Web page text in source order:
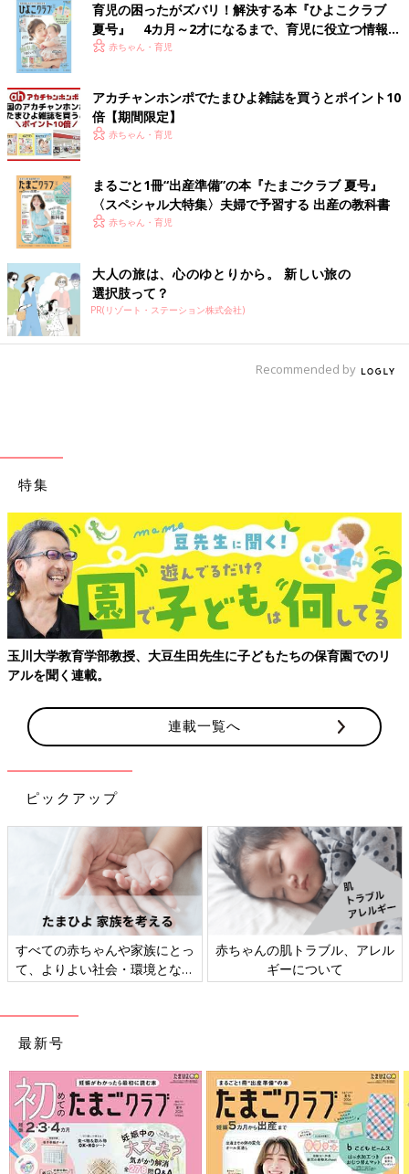
骨格がしっかりしていて肩幅があり、鎖骨がくっきりしているな
ど、骨や筋が目立つ印象になるのが骨格ナチュラル。ヒップライ
ンは平面的で、ぜい肉のないモデル体型の人が多いです。
骨格ナチュラルは比較的太りにくいタイプだといわれています
が、太るとがっしりした印象になりやすいので要注意。上半身・
下半身の両方にぜい肉がついて、メリハリのない寸胴体型になる
おそれがあります。
骨格ウェーブ
ボディラインが華奢で、やわらかな曲線を描いているのが骨格ウ
質感になるのが特徴です。
にぜい肉がついて洋ナシ型の体型になってしまうことが多いで
す。ヒップの下側にぷよぷよした脂肪がついたり、ひざ下がぼて
骨格ストレートのダイエット方法
育児の困ったがズバリ！解決する本『ひよこクラブ
夏号』 4カ月～2才になるまで、育児に役立つ情報が
いっぱい！
赤ちゃん・育児
アカチャンホンポでたまひよ雑誌を買うとポイント10
倍【期間限定】
赤ちゃん・育児
まるごと1冊“出産準備”の本『たまごクラブ 夏号』
〈スペシャル大特集〉夫婦で予習する 出産の教科書
赤ちゃん・育児
大人の旅は、心のゆとりから。 新しい旅の
選択肢って？
PR(リゾート・ステーション株式会社)
Recommended by
特集
玉川大学教育学部教授、大豆生田先生に子どもたちの保育園でのリ
アルを聞く連載。
連載一覧へ
ピックアップ
すべての赤ちゃんや家族にとっ
て、よりよい社会・環境となる
ことをめざしてさまざまな課題
赤ちゃんの肌トラブル、アレル
ギーについて
最新号